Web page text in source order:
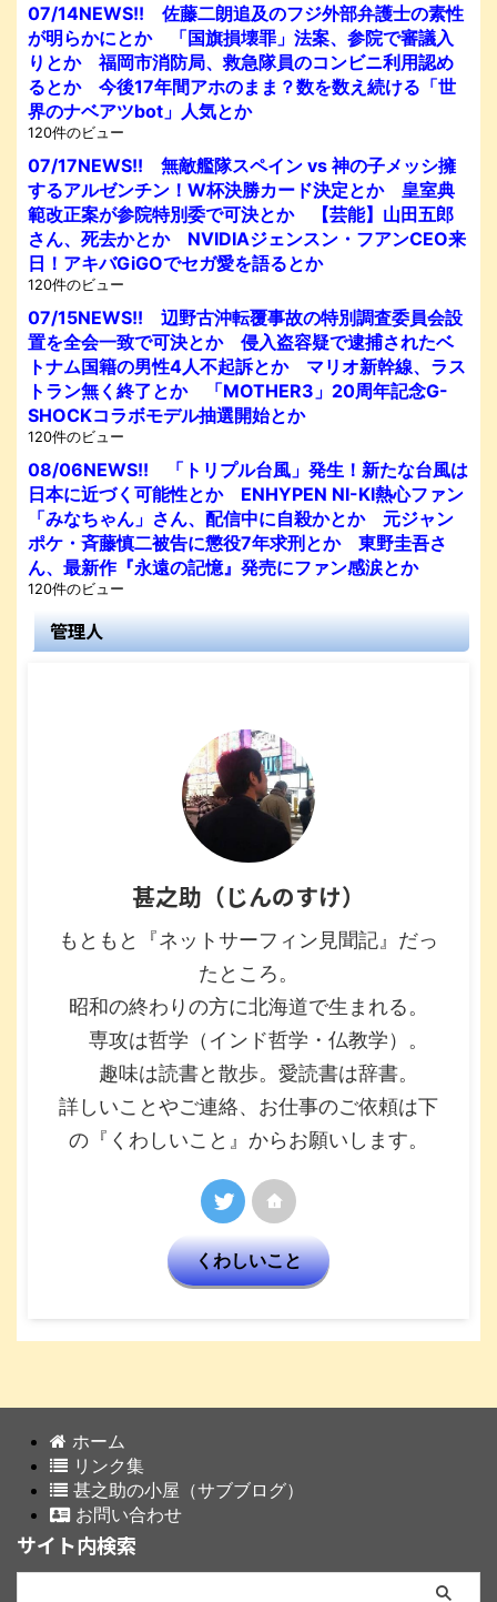
07/14NEWS!! 佐藤二朗追及のフジ外部弁護士の素性
が明らかにとか 「国旗損壊罪」法案、参院で審議入
りとか 福岡市消防局、救急隊員のコンビニ利用認め
るとか 今後17年間アホのまま？数を数え続ける「世
界のナベアツbot」人気とか
120件のビュー
07/17NEWS!! 無敵艦隊スペイン vs 神の子メッシ擁
するアルゼンチン！W杯決勝カード決定とか 皇室典
範改正案が参院特別委で可決とか 【芸能】山田五郎
さん、死去かとか NVIDIAジェンスン・フアンCEO来
日！アキバGiGOでセガ愛を語るとか
120件のビュー
07/15NEWS!! 辺野古沖転覆事故の特別調査委員会設
置を全会一致で可決とか 侵入盗容疑で逮捕されたベ
トナム国籍の男性4人不起訴とか マリオ新幹線、ラス
トラン無く終了とか 「MOTHER3」20周年記念G-
SHOCKコラボモデル抽選開始とか
120件のビュー
08/06NEWS!! 「トリプル台風」発生！新たな台風は
日本に近づく可能性とか ENHYPEN NI-KI熱心ファン
「みなちゃん」さん、配信中に自殺かとか 元ジャン
ポケ・斉藤慎二被告に懲役7年求刑とか 東野圭吾さ
ん、最新作『永遠の記憶』発売にファン感涙とか
120件のビュー
管理人
甚之助（じんのすけ）
もともと『ネットサーフィン見聞記』だっ
たところ。
昭和の終わりの方に北海道で生まれる。
専攻は哲学（インド哲学・仏教学）。
趣味は読書と散歩。愛読書は辞書。
詳しいことやご連絡、お仕事のご依頼は下
の『くわしいこと』からお願いします。
くわしいこと
ホーム
リンク集
甚之助の小屋（サブブログ）
お問い合わせ
サイト内検索